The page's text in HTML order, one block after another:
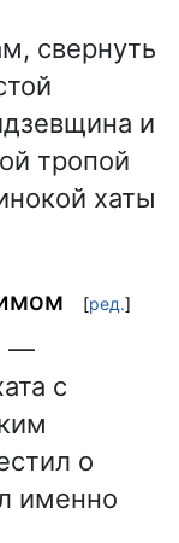
свернуть
и
тропой
хаты
[ред.]
—
с
о
именно